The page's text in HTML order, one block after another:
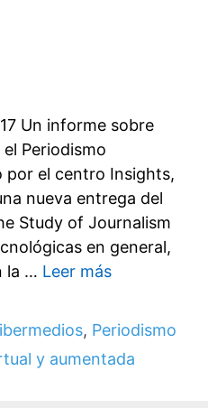
Un informe sobre
Periodismo
por el centro Insights,
nueva entrega del
Study of Journalism
en general,
la … Leer más
, Periodismo
y aumentada